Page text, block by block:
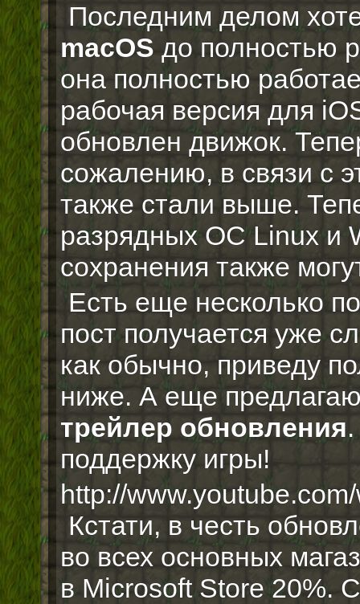
Последним делом
macOS до полностью
она полностью
рабочая версия для
обновлен движок.
сожалению, в связи с
также стали выше.
разрядных ОС Linux и
сохранения также
Есть еще несколько
пост получается уже
как обычно, приведу
ниже. А еще
трейлер обновления
поддержку игры!
http://
Кстати, в честь
во всех основных
в Microsoft Store 20%.